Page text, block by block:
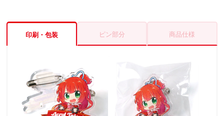
印刷・包装 ピン部分 商品仕様